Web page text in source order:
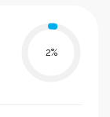
2%